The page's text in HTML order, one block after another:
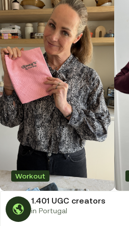
1.401 UGC creators
in Portugal
Workout